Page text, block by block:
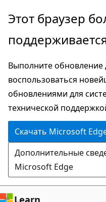
Пропустить
перейти
основному
содержимому
Этот браузер
Выполните
воспользоваться
обновлениями для
технической
Скачать Microsoft
Дополнительные
Microsoft Edge
Learn